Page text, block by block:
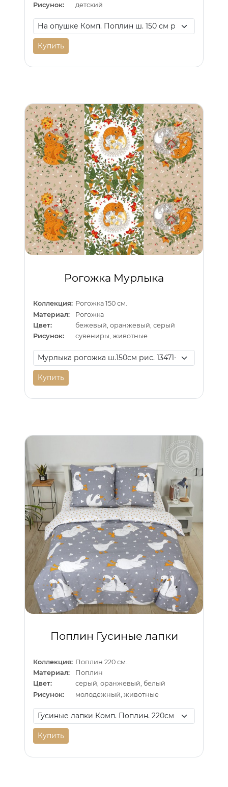
Рисунок:
детский
Купить
Рогожка Мурлыка
Коллекция: Рогожка 150 см.
Материал:
Рогожка
Цвет:
бежевый, оранжевый, серый
Рисунок:
сувениры, животные
Купить
Поплин Гусиные лапки
Коллекция: Поплин 220 см.
Материал:
Поплин
Цвет:
серый, оранжевый, белый
Рисунок:
молодежный, животные
Купить